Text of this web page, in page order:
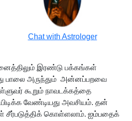
Chat with Astrologer
இரண்டு பக்கங்கள்
பாலை அருந்தும் அன்னப்பறவை
கூறும் நாவடக்கத்தை
வேண்டியது அவசியம். தன்
சீர்படுத்திக் கொள்ளலாம். ஐம்பதைக்